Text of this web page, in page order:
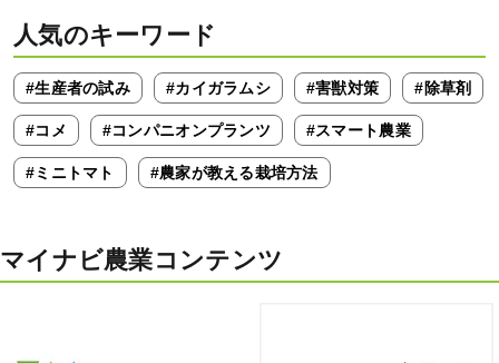
人気のキーワード
#生産者の試み #カイガラムシ #害獣対策 #除草剤
#コメ #コンパニオンプランツ #スマート農業
#ミニトマト #農家が教える栽培方法
マイナビ農業コンテンツ